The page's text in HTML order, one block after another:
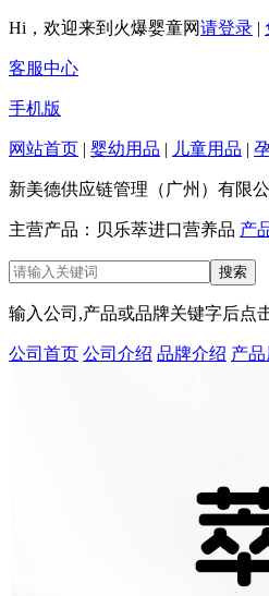
Hi，欢迎来到火爆婴童网请登录 |
客服中心
手机版
网站首页 | 婴幼用品 | 儿童用品 |
新美德供应链管理（广州）有限
主营产品：贝乐萃进口营养品 产
输入公司,产品或品牌关键字后点
公司首页 公司介绍 品牌介绍 产